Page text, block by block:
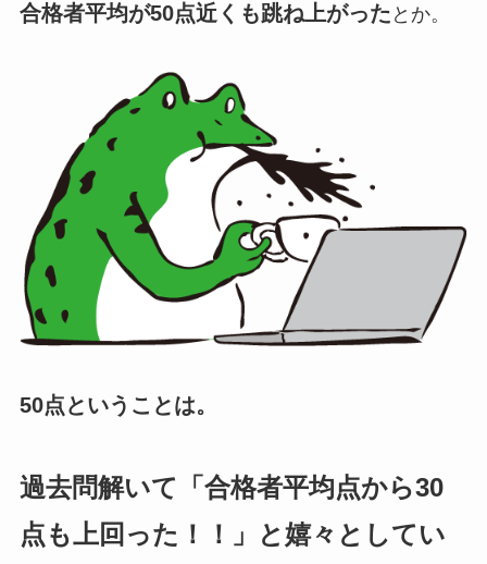
合格者平均が50点近くも跳ね上がった とか。
50点ということは。
過去問解いて「合格者平均点から30
点も上回った！！」と嬉々としてい